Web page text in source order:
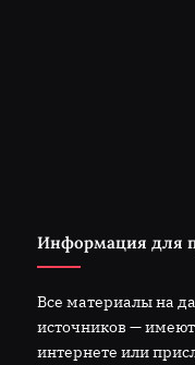
Информация для
Все материалы на
источников —
интернете или